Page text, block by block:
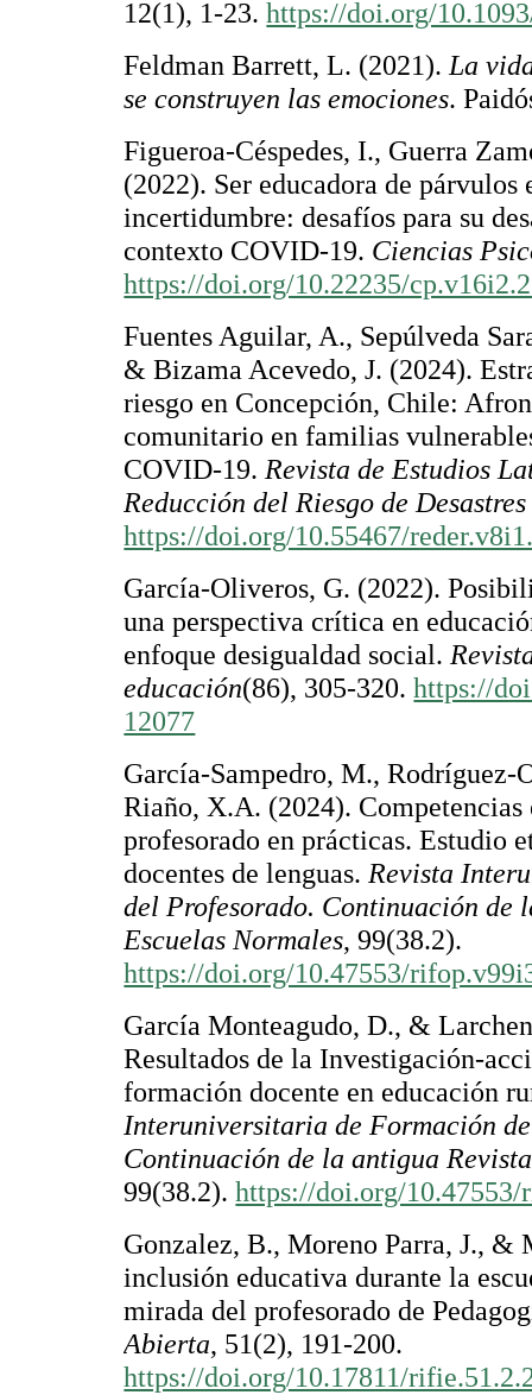
12(1), 1-23.https://doi.org/
Feldman Barrett, L. (2021).La
se construyen las emociones.
Figueroa-Céspedes, I., Guerra
(2022). Ser educadora de párvulos
incertidumbre: desafíos para su
contexto COVID-19. Ciencias
https://doi.org/10.22235/
Fuentes Aguilar, A., Sepúlveda
& Bizama Acevedo, J. (2024).
riesgo en Concepción, Chile:
comunitario en familias
COVID-19.Revista de Estudios
Reducción del Riesgo de
https://doi.org/10.55467/
García-Oliveros, G. (2022).
una perspectiva crítica en
enfoque desigualdad social.
educación(86), 305-320.https://
12077
García-Sampedro, M.,
Riaño, X.A. (2024). Competencias
profesorado en prácticas. Estudio
docentes de lenguas.Revista
del Profesorado. Continuación de
Escuelas Normales, 99(38.2).
https://doi.org/10.47553/
García Monteagudo, D., &
Resultados de la Investigación-
formación docente en educación
Interuniversitaria de Formación
Continuación de la antigua
99(38.2).https://doi.org/
Gonzalez, B., Moreno Parra, J., &
inclusión educativa durante la
mirada del profesorado de
Abierta, 51(2), 191-200.
https://doi.org/10.17811/